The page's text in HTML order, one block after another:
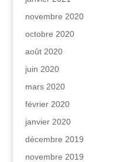
novembre 2020
octobre 2020
août 2020
juin 2020
mars 2020
février 2020
janvier 2020
décembre 2019
novembre 2019